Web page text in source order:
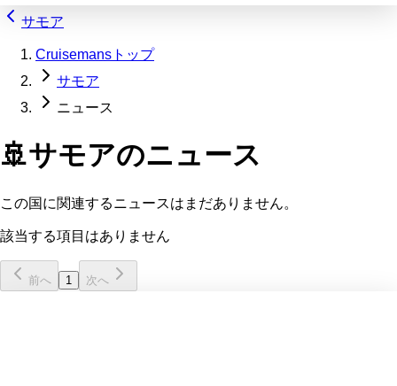
サモア
Cruisemansトップ
サモア
ニュース
🚢サモアのニュース
この国に関連するニュースはまだありません。
該当する項目はありません
前へ 1 次へ